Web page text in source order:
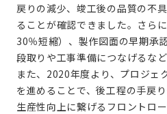
戻りの減少、竣工後の品質の不
ることが確認できました。さら
30％短縮）、製作図面の早期承
段取りや工事準備につなげるな
また、2020年度より、プロジェ
を進めることで、後工程の手戻
生産性向上に繋げるフロントロ